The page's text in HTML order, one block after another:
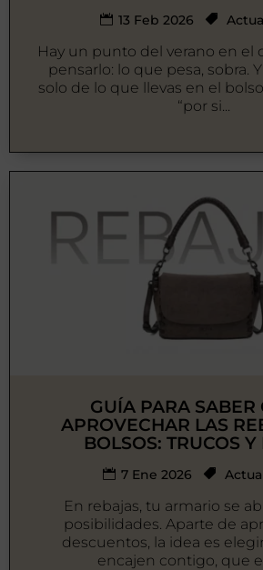
13 Feb 2026
Hay un punto del verano en el
pensarlo: lo que pesa, sobra.
solo de lo que llevas en el
“por si...
GUÍA PARA SABER
APROVECHAR LAS
BOLSOS: TRUCOS Y
7 Ene 2026
En rebajas, tu armario se
posibilidades. Aparte de
descuentos, la idea es
encajen contigo, que